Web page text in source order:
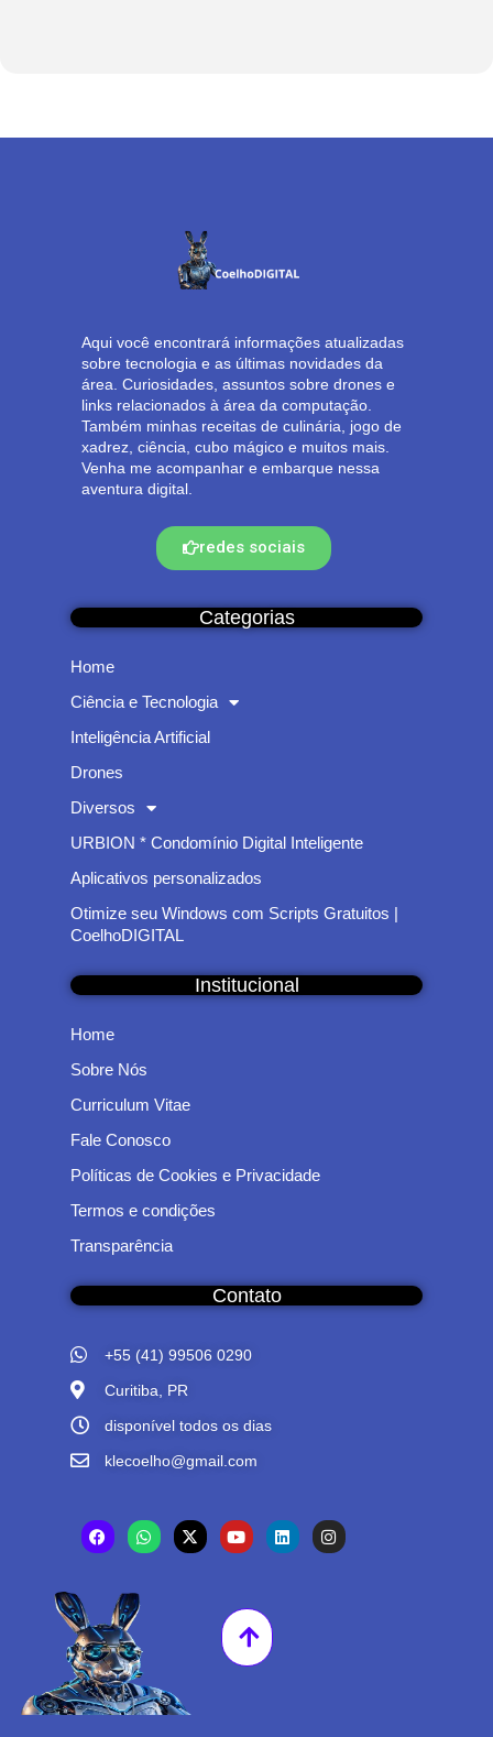
Aqui você encontrará informações atualizadas
sobre tecnologia e as últimas novidades da
área. Curiosidades, assuntos sobre drones e
links relacionados à área da computação.
Também minhas receitas de culinária, jogo de
xadrez, ciência, cubo mágico e muitos mais.
Venha me acompanhar e embarque nessa
aventura digital.
redes sociais
Categorias
Home
Ciência e Tecnologia
Inteligência Artificial
Drones
Diversos
URBION * Condomínio Digital Inteligente
Aplicativos personalizados
Otimize seu Windows com Scripts Gratuitos |
CoelhoDIGITAL
Institucional
Home
Sobre Nós
Curriculum Vitae
Fale Conosco
Políticas de Cookies e Privacidade
Termos e condições
Transparência
Contato
+55 (41) 99506 0290
Curitiba, PR
disponível todos os dias
klecoelho@gmail.com